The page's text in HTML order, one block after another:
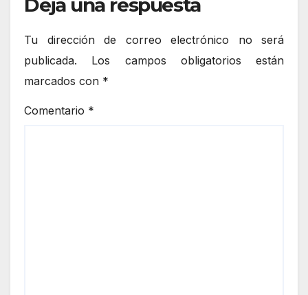
Deja una respuesta
Tu dirección de correo electrónico no será
publicada.
Los campos obligatorios están
marcados con *
Comentario *